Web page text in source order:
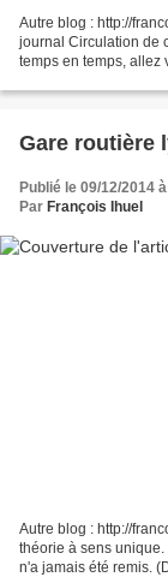
Autre blog : http://
journal Circulation de
temps en temps, allez
Gare routière
Publié le 09/12/2014
Par François Ihuel
Autre blog : http://
théorie à sens
n'a jamais été remis.